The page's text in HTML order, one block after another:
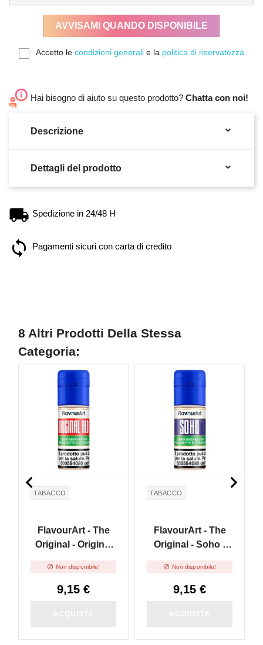
AVVISAMI QUANDO DISPONIBILE
Accetto le condizioni generali e la politica di riservatezza
Hai bisogno di aiuto su questo prodotto? Chatta con noi!
Descrizione 
Dettagli del prodotto 
Spedizione in 24/48 H
Pagamenti sicuri con carta di credito
8 Altri Prodotti Della Stessa
Categoria:
TABACCO
FlavourArt - The
Original - Original
 Non disponibile!
9,15 €
TABACCO
FlavourArt - The
Original - Soho -
 Non disponibile!
9,15 €
 